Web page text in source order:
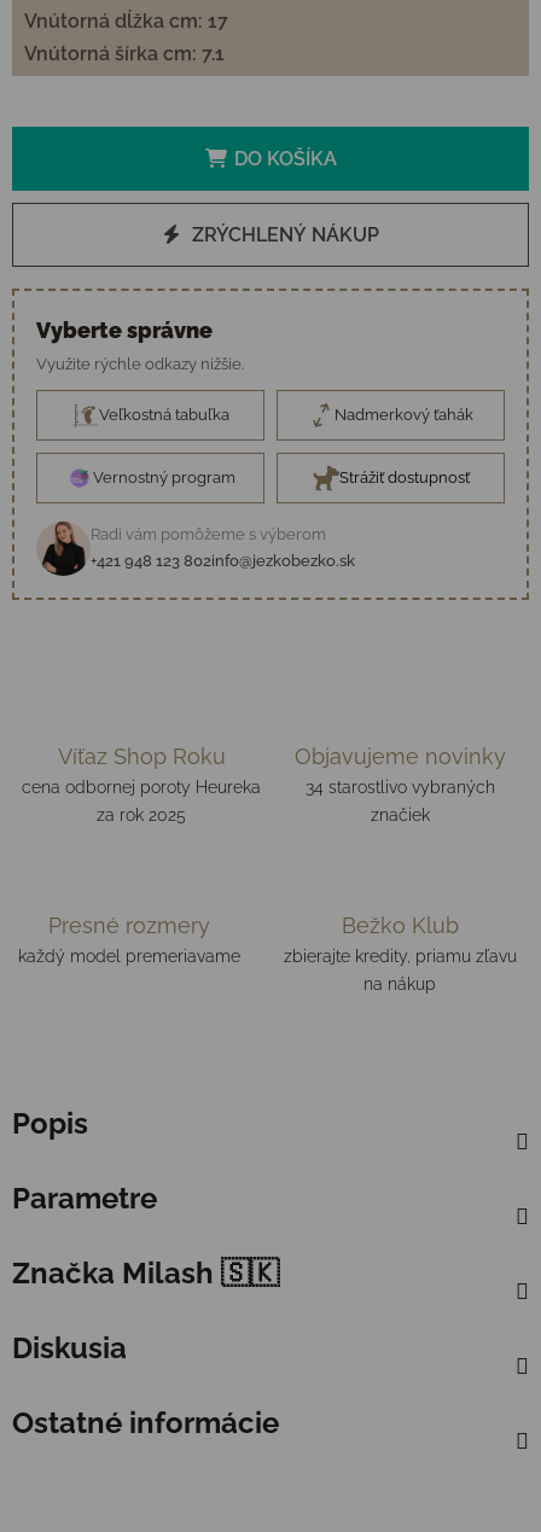
Vnútorná dĺžka cm: 17
Vnútorná šírka cm: 7.1
DO KOŠÍKA
ZRÝCHLENÝ NÁKUP
Vyberte správne
Využite rýchle odkazy nižšie.
Veľkostná tabuľka Nadmerkový ťahák
Vernostný program Strážiť dostupnosť
Radi vám pomôžeme s výberom
+421 948 123 802info@jezkobezko.sk
Víťaz Shop Roku
cena odbornej poroty Heureka
za rok 2025
Objavujeme novinky
34 starostlivo vybraných
značiek
Presné rozmery
každý model premeriavame
Bežko Klub
zbierajte kredity, priamu zľavu
na nákup
Popis
Parametre
Značka Milash 🇸🇰
Diskusia
Ostatné informácie